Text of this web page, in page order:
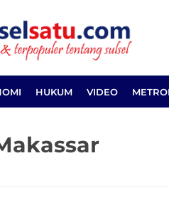
HUKUM VIDEO